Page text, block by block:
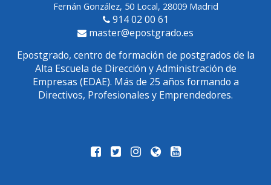
Fernán González, 50 Local, 28009 Madrid
914 02 00 61
master@epostgrado.es
Epostgrado, centro de formación de postgrados de la
Alta Escuela de Dirección y Administración de
Empresas (EDAE). Más de 25 años formando a
Directivos, Profesionales y Emprendedores.